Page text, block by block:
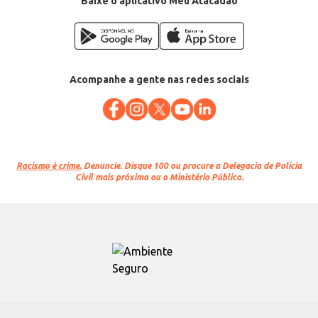
Acompanhe a gente nas redes sociais
Racismo é crime. Denuncie. Disque 100 ou procure a Delegacia de Polícia
Civil mais próxima ou o Ministério Público.